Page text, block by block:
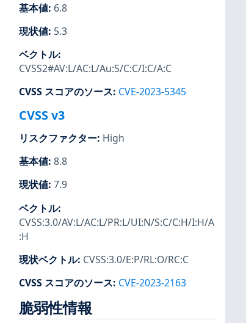
基本値: 6.8
現状値: 5.3
ベクトル:
CVSS2#AV:L/AC:L/Au:S/C:C/I:C/A:C
CVSS スコアのソース: CVE-2023-5345
CVSS v3
リスクファクター: High
基本値: 8.8
現状値: 7.9
ベクトル:
CVSS:3.0/AV:L/AC:L/PR:L/UI:N/S:C/C:H/I:H/A
:H
現状ベクトル: CVSS:3.0/E:P/RL:O/RC:C
CVSS スコアのソース: CVE-2023-2163
脆弱性情報